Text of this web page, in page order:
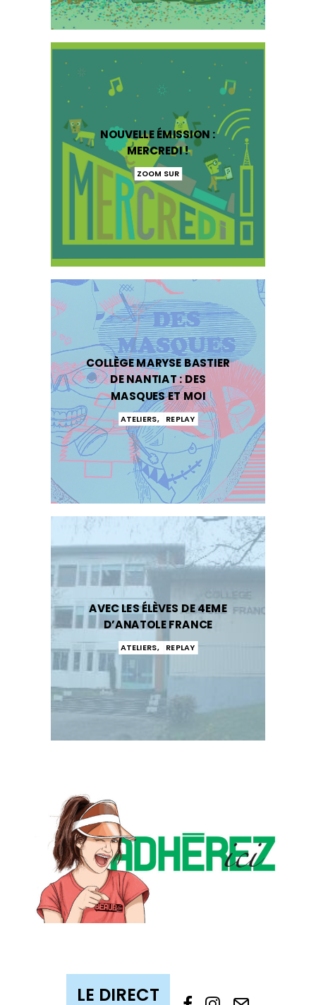
NOUVELLE ÉMISSION :
MERCREDI !
ZOOM SUR
COLLÈGE MARYSE BASTIER
DE NANTIAT : DES
MASQUES ET MOI
ATELIERS, REPLAY
AVEC LES ÉLÈVES DE 4EME
D’ANATOLE FRANCE
ATELIERS, REPLAY